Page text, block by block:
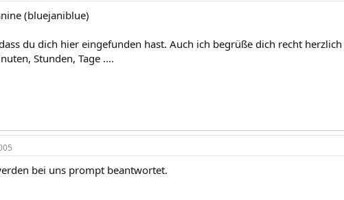
(bluejaniblue)
du dich hier eingefunden hast. Auch ich begrüße dich recht
Stunden, Tage ....
bei uns prompt beantwortet.